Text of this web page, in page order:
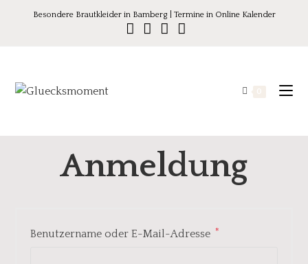
Besondere Brautkleider in Bamberg | Termine in Online Kalender
Anmeldung
Benutzername oder E-Mail-Adresse *